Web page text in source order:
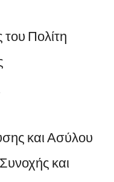
Πολίτη
και Ασύλου
και